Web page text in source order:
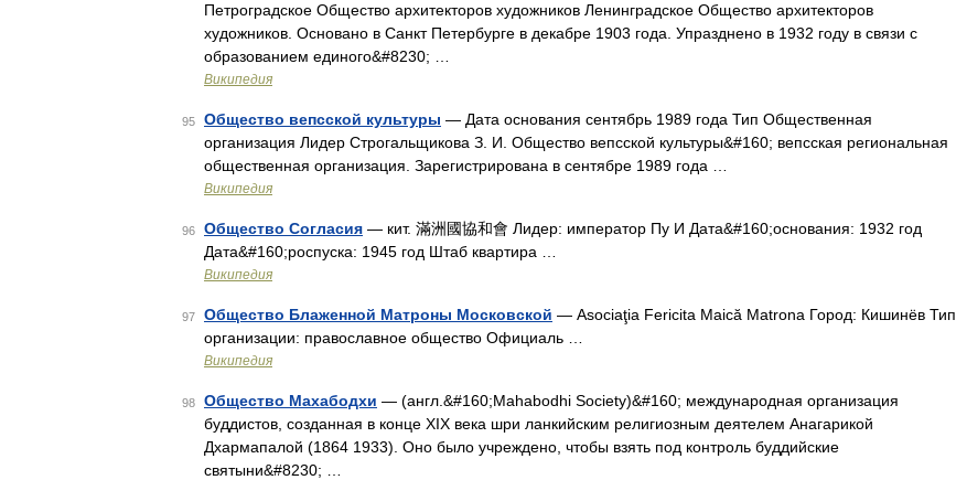
Петроградское Общество архитекторов художников Ленинградское Общество архитекторов
художников. Основано в Санкт Петербурге в декабре 1903 года. Упразднено в 1932 году в связи с
образованием единого&#8230; …
Википедия
95 Общество вепсской культуры — Дата основания сентябрь 1989 года Тип Общественная
организация Лидер Строгальщикова З. И. Общество вепсской культуры&#160; вепсская региональная
общественная организация. Зарегистрирована в сентябре 1989 года …
Википедия
96 Общество Согласия — кит. 滿洲國協和會 Лидер: император Пу И Дата&#160;основания: 1932 год
Дата&#160;роспуска: 1945 год Штаб квартира …
Википедия
97 Общество Блаженной Матроны Московской — Asociaţia Fericita Maică Matrona Город: Кишинёв Тип
организации: православное общество Официаль …
Википедия
98 Общество Махабодхи — (англ.&#160;Mahabodhi Society)&#160; международная организация
буддистов, созданная в конце XIX века шри ланкийским религиозным деятелем Анагарикой
Дхармапалой (1864 1933). Оно было учреждено, чтобы взять под контроль буддийские
святыни&#8230; …